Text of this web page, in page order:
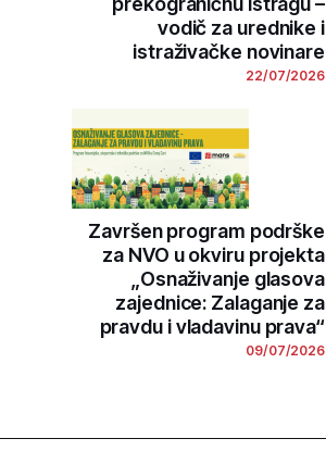
vodič za urednike i
istraživačke novinare
22/07/2026
Završen program podrške
za NVO u okviru projekta
„Osnaživanje glasova
zajednice: Zalaganje za
pravdu i vladavinu prava“
09/07/2026